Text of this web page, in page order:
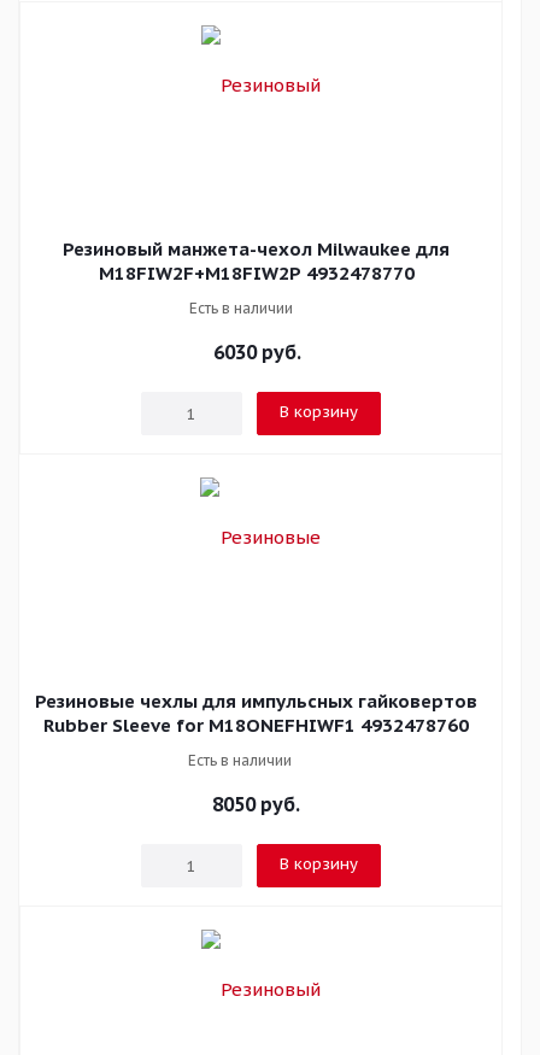
Резиновый манжета-чехол Milwaukee для
M18FIW2F+M18FIW2P 4932478770
Есть в наличии
6030руб.
В корзину
Резиновые чехлы для импульсных гайковертов
Rubber Sleeve for M18ONEFHIWF1 4932478760
Есть в наличии
8050руб.
В корзину